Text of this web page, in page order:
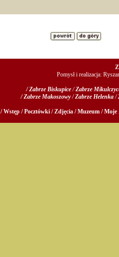
Pomysł i realizacja:
/ Zabrze Biskupice/Zabrze
/ Zabrze Makoszowy/Zabrze Helenka/
/ Wstęp / Pocztówki / Zdjęcia / Muzeum / Moje